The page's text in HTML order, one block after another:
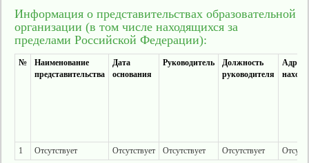
Информация о представительствах образовательной
организации (в том числе находящихся за
пределами Российской Федерации):
№
Наименование
представительства
Дата
основания
Руководитель
Должность
руководителя
Адрес
1 Отсутствует Отсутствует Отсутствует Отсутствует